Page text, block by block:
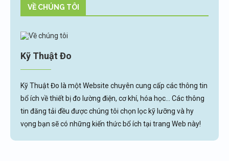
VỀ CHÚNG TÔI
Kỹ Thuật Đo
Kỹ Thuật Đo là một Website chuyên cung cấp các thông tin
bổ ích về thiết bị đo lường điện, cơ khí, hóa học... Các thông
tin đăng tải đều được chúng tôi chọn lọc kỹ lưỡng và hy
vọng bạn sẽ có những kiến thức bổ ích tại trang Web này!